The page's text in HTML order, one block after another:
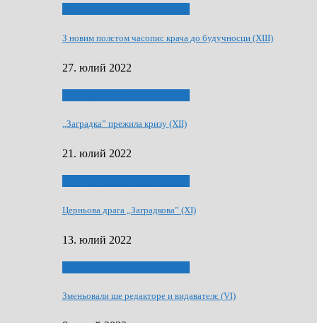
З новим полєтом часопис крача до будучносци (XIII)
27. юлий 2022
„Заградка” прежила кризу (XII)
21. юлий 2022
Церньова драга „Заградкова” (XI)
13. юлий 2022
Зменьовали ше редакторе и видавателє (VI)